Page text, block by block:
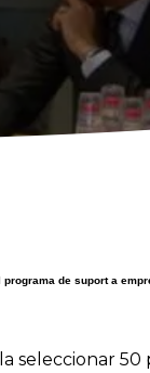
de suport a
seleccionar 50